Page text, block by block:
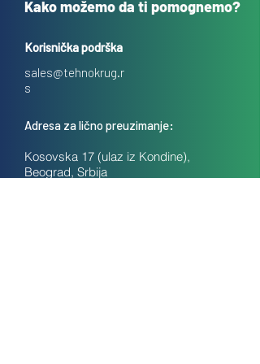
Kako možemo da ti pomognemo?
Korisnička podrška
sales@tehnokrug.r
s
Adresa za lično preuzimanje:
Kosovska 17 (ulaz iz Kondine),
Beograd, Srbija